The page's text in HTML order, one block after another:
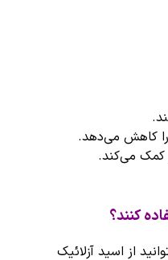
را کاهش می‌دهد.
کمک می‌کند.
کنند؟
از اسید آزلائیک